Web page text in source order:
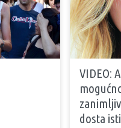
VIDEO:
dosta